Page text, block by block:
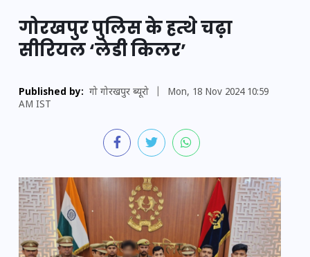
गोरखपुर पुलिस के हत्थे चढ़ा
सीरियल ‘लेडी किलर’
Published by: गो गोरखपुर ब्यूरो
Mon, 18 Nov 2024 10:59
AM IST